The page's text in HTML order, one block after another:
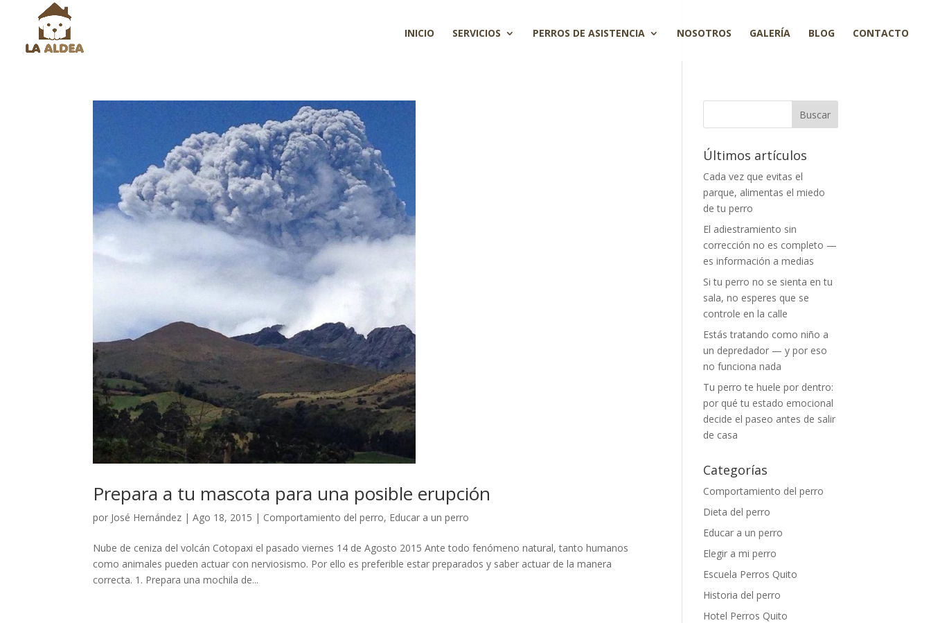
INICIO SERVICIOS PERROS DE ASISTENCIA NOSOTROS GALERÍA BLOG CONTACTO
Prepara a tu mascota para una posible erupción
por José Hernández |Ago 18, 2015 | Comportamiento del perro, Educar a un perro
Nube de ceniza del volcán Cotopaxi el pasado viernes 14 de Agosto 2015 Ante todo fenómeno natural, tanto humanos
como animales pueden actuar con nerviosismo. Por ello es preferible estar preparados y saber actuar de la manera
correcta. 1. Prepara una mochila de...
Últimos artículos
Cada vez que evitas el
parque, alimentas el miedo
de tu perro
El adiestramiento sin
corrección no es completo —
es información a medias
Si tu perro no se sienta en tu
sala, no esperes que se
controle en la calle
Estás tratando como niño a
un depredador — y por eso
no funciona nada
Tu perro te huele por dentro:
por qué tu estado emocional
decide el paseo antes de salir
de casa
Categorías
Comportamiento del perro
Dieta del perro
Educar a un perro
Elegir a mi perro
Escuela Perros Quito
Historia del perro
Hotel Perros Quito